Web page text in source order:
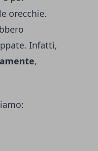
orecchie.
Infatti,
,